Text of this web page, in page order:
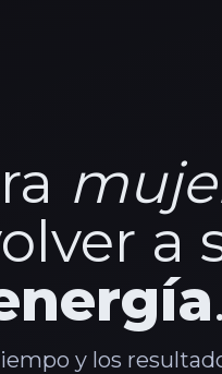
a
.
y los